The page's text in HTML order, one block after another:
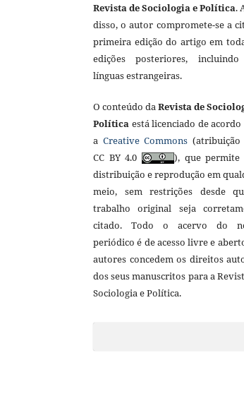
Revista de Sociologia e Política.
disso, o autor compromete-se a
primeira edição do artigo em
edições posteriores,
línguas estrangeiras.
O conteúdo daRevista de
Política está licenciado de acordo
a Creative Commons
CC BY 4.0
), que permite
distribuição e reprodução em
meio, sem restrições desde
trabalho original seja
citado. Todo o acervo do
periódico é de acesso livre e
autores concedem os direitos
dos seus manuscritos para a
Sociologia e Política.